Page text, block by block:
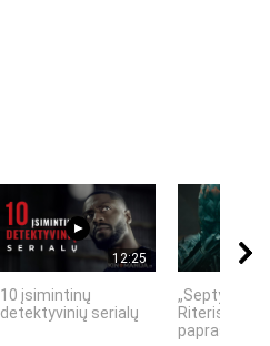
12:25
10 įsimintinų
detektyvinių serialų
„Septynių
Riteris" – kai